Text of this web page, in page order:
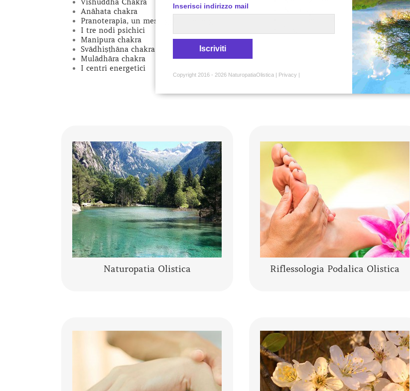
Vishuddha Chakra
Anāhata chakra
Pranoterapia, un messaggio di energia
I tre nodi psichici
Manipura chakra
Svādhiṣṭhāna chakra
Mulādhāra chakra
I centri energetici
Naturopatia Olistica
Che cos’è la Naturopatia e di cosa si
occupa?
Secondo quanto enunciato nel
2010 dall’Organizzazione Mondiale della
Salute, …
CONTINUA A LEGGERE
Riflessologia Podalica Olistica
La riflessologia podalica olistica è uno
strumento sia di analisi che di
trattamento. I piedi pur essendo una
piccola parte del corpo umano,
rappresentano l’individuo nella sua ……
CONTINUA A LEGGERE
La Kinesiologia Specializzata è un
metodo olistico che prende in
considerazione la persona nella sua
totalità corpo, mente, emozioni. Integra
le conoscenze moderne……
I fiori di Bach sono una “terapia
vibrazionale-energetica” messa a punto
da Edward Bach. I fiori di Bach sono delle
“lanterne” che aiutano a comprendere se
stessi,…….
Inserisci indirizzo mail
Iscriviti
Copyright 2016 - 2026 NaturopatiaOlistica | Privacy |